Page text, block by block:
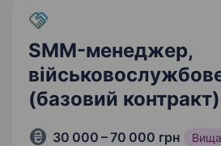
мережами,…
SMM-менеджер,
(базовий контракт)
30 000 – 70 000 грн